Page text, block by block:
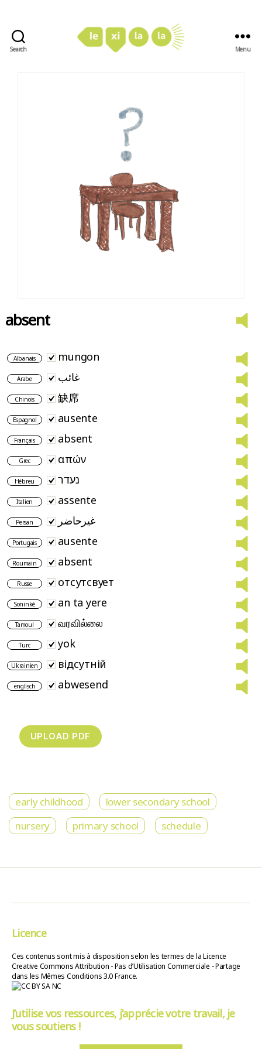
Search Menu
absent
Albanais mungon
Arabe غائب
Chinois 缺席
Espagnol ausente
Français absent
Grec απών
Hébreu נעדר
Italien assente
Persan غیرحاضر
Portugais ausente
Roumain absent
Russe отсутсвует
Soninké an ta yere
Tamoul வரவில்லை
Turc yok
Ukrainien відсутній
englisch abwesend
early childhood
lower secondary school
nursery
primary school schedule
Licence
Ces contenus sont mis à disposition selon les termes de la Licence
Creative Commons Attribution - Pas d’Utilisation Commerciale - Partage
dans les Mêmes Conditions 3.0 France.
J’utilise vos ressources, j’apprécie votre travail, je
vous soutiens !